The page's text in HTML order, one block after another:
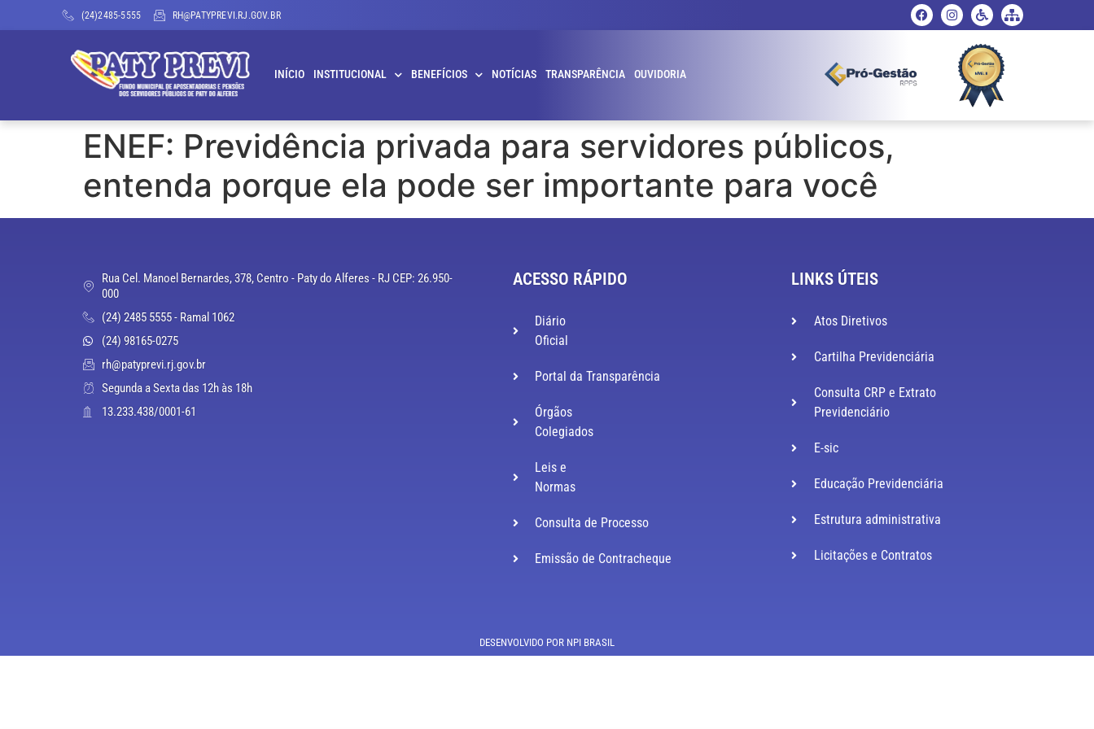
(24)2485-5555 RH@PATYPREVI.RJ.GOV.BR
INÍCIO INSTITUCIONAL BENEFÍCIOS NOTÍCIAS TRANSPARÊNCIA OUVIDORIA
ENEF: Previdência privada para servidores públicos,
entenda porque ela pode ser importante para você
Rua Cel. Manoel Bernardes, 378, Centro - Paty do Alferes - RJ CEP: 26.950-
000
(24) 2485 5555 - Ramal 1062
(24) 98165-0275
rh@patyprevi.rj.gov.br
Segunda a Sexta das 12h às 18h
13.233.438/0001-61
ACESSO RÁPIDO
Diário
Oficial
Portal da Transparência
Órgãos
Colegiados
Leis e
Normas
Consulta de Processo
Emissão de Contracheque
LINKS ÚTEIS
Atos Diretivos
Cartilha Previdenciária
Consulta CRP e Extrato
Previdenciário
E-sic
Educação Previdenciária
Estrutura administrativa
Licitações e Contratos
DESENVOLVIDO POR NPI BRASIL